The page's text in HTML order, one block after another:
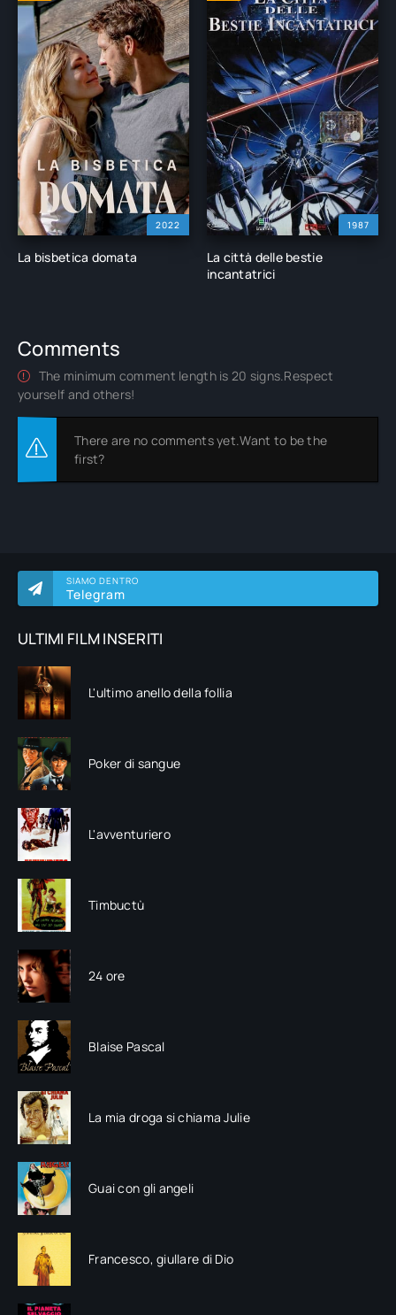
SIAMO DENTRO
Telegram
ULTIMI FILM INSERITI
L'ultimo anello della follia
Poker di sangue
L'avventuriero
Timbuctù
24 ore
Blaise Pascal
La mia droga si chiama Julie
Guai con gli angeli
Francesco, giullare di Dio
2022
La bisbetica domata
1987
La città delle bestie
incantatrici
Comments
The minimum comment length is 20 signs.Respect
yourself and others!
There are no comments yet.Want to be the
first?